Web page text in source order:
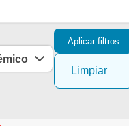
Aplicar filtros
Limpiar